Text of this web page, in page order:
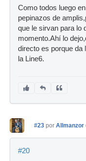
Como todos luego
pepinazos de
que le sirvan para lo
momento.Ahí lo
directo es porque da
la Line6.
#23 por Allmanzor
#20